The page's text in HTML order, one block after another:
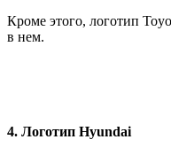
Кроме этого, логотип
в нем.
4. Логотип Hyundai